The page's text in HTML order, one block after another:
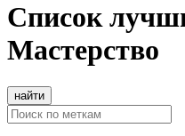
Список
Мастерство
найти